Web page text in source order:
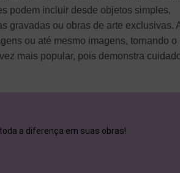
podem incluir desde objetos simples,
gravadas ou obras de arte exclusivas.
ou até mesmo imagens, tornando o
mais popular, pois demonstra
a diferença em suas obras!